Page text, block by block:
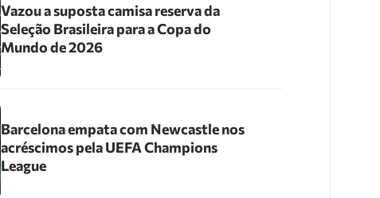
Vazou a suposta camisa reserva da
Seleção Brasileira para a Copa do
Mundo de 2026
Barcelona empata com Newcastle nos
acréscimos pela UEFA Champions
League